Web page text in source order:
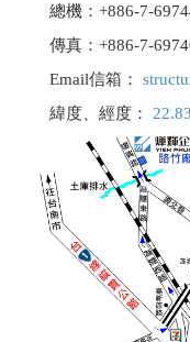
總機：+886-7-
傳真：+886-7-
Email信箱：
緯度、經度：